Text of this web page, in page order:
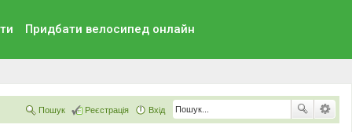
Придбати велосипед онлайн
Вхід
Реєстрація
Пошук